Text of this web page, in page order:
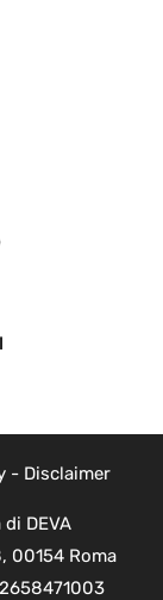
- Disclaimer
DEVA
00154 Roma